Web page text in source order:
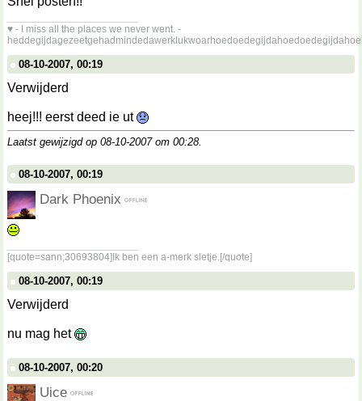
♥ - I miss all the places we never went. -
08-10-2007, 00:19
Verwijderd
heej!!! eerst deed ie ut
Laatst gewijzigd op 08-10-2007 om 00:28.
08-10-2007, 00:19
Dark Phoenix
[quote=sann;30693804]Ik ben een a-merk sletje.[/quote]
08-10-2007, 00:19
Verwijderd
nu mag het
08-10-2007, 00:20
Uice